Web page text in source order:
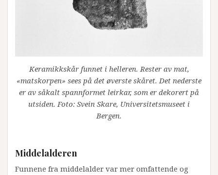
Keramikkskår funnet i helleren. Rester av mat,
«matskorpen» sees på det øverste skåret. Det nederste
er av såkalt spannformet leirkar, som er dekorert på
utsiden. Foto: Svein Skare, Universitetsmuseet i
Bergen.
Middelalderen
Funnene fra middelalder var mer omfattende og